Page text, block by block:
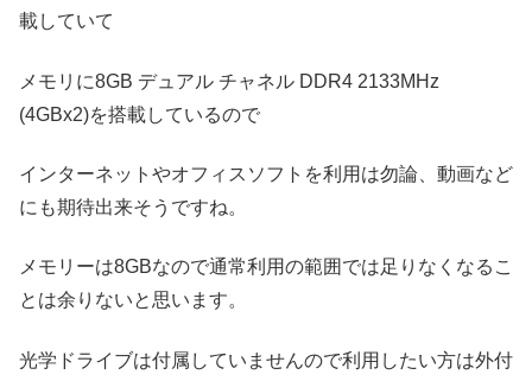
載していて
メモリに8GB デュアル チャネル DDR4 2133MHz
(4GBx2)を搭載しているので
インターネットやオフィスソフトを利用は勿論、動画など
にも期待出来そうですね。
メモリーは8GBなので通常利用の範囲では足りなくなるこ
とは余りないと思います。
光学ドライブは付属していませんので利用したい方は外付